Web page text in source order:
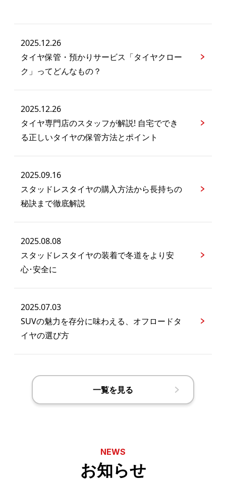
2025.12.26
タイヤ保管・預かりサービス「タイヤクロー
ク」ってどんなもの？
2025.12.26
タイヤ専門店のスタッフが解説! 自宅ででき
る正しいタイヤの保管方法とポイント
2025.09.16
スタッドレスタイヤの購入方法から長持ちの
秘訣まで徹底解説
2025.08.08
スタッドレスタイヤの装着で冬道をより安
心･安全に
2025.07.03
SUVの魅力を存分に味わえる、オフロードタ
イヤの選び方
一覧を見る
NEWS
お知らせ